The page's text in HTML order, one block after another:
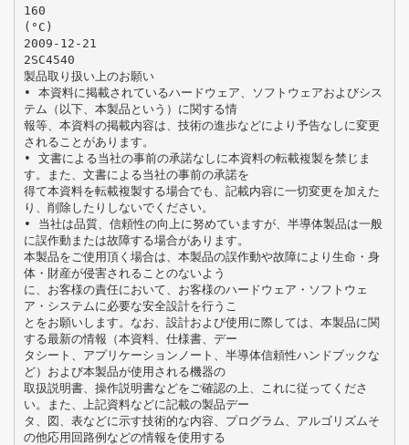
160
(°C)
2009-12-21
2SC4540
製品取り扱い上のお願い
• 本資料に掲載されているハードウェア、ソフトウェアおよびシス
テム（以下、本製品という）に関する情
報等、本資料の掲載内容は、技術の進歩などにより予告なしに変更
されることがあります。
• 文書による当社の事前の承諾なしに本資料の転載複製を禁じま
す。また、文書による当社の事前の承諾を
得て本資料を転載複製する場合でも、記載内容に一切変更を加えた
り、削除したりしないでください。
• 当社は品質、信頼性の向上に努めていますが、半導体製品は一般
に誤作動または故障する場合があります。
本製品をご使用頂く場合は、本製品の誤作動や故障により生命・身
体・財産が侵害されることのないよう
に、お客様の責任において、お客様のハードウェア・ソフトウェ
ア・システムに必要な安全設計を行うこ
とをお願いします。なお、設計および使用に際しては、本製品に関
する最新の情報（本資料、仕様書、デー
タシート、アプリケーションノート、半導体信頼性ハンドブックな
ど）および本製品が使用される機器の
取扱説明書、操作説明書などをご確認の上、これに従ってくださ
い。また、上記資料などに記載の製品デー
タ、図、表などに示す技術的な内容、プログラム、アルゴリズムそ
の他応用回路例などの情報を使用する